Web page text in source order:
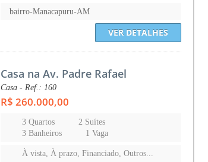
bairro-Manacapuru-AM
VER DETALHES
Casa na Av. Padre Rafael
Casa - Ref.: 160
R$ 260.000,00
3 Quartos
2 Suítes
3 Banheiros
1 Vaga
À vista, À prazo, Financiado, Outros...